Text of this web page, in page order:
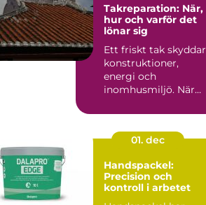
Takreparation: När,
hur och varför det
lönar sig
Ett friskt tak skyddar
konstruktioner,
energi och
inomhusmiljö. När
01. dec
Handspackel:
Precision och
kontroll i arbetet